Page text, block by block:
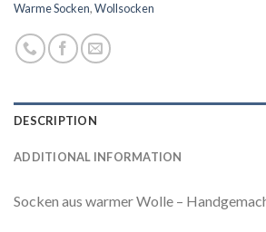
Warme Socken,Wollsocken
DESCRIPTION
ADDITIONAL INFORMATION
Socken aus warmer Wolle –